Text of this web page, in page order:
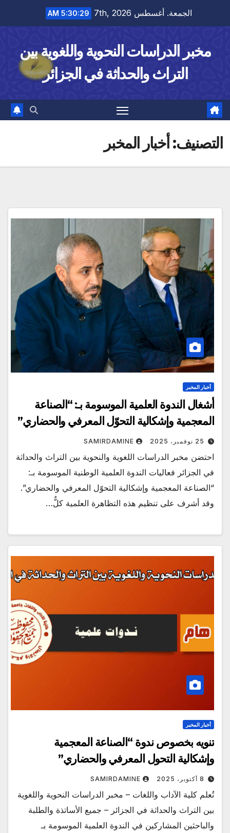
الجمعة. أغسطس 7th, 2026 5:30:30 AM
مخبر الدراسات النحوية واللغوية بين
التراث والحداثة في الجزائر
التصنيف: أخبار المخبر
أخبار المخبر
أشغال الندوة العلمية الموسومة بـ: “الصناعة
المعجمية وإشكالية التحوّل المعرفي والحضاري”
25 نوفمبر، 2025 SAMIRDAMINE
احتضن مخبر الدراسات اللغوية والنحوية بين التراث والحداثة
في الجزائر فعاليات الندوة العلمية الوطنية الموسومة بـ:
“الصناعة المعجمية وإشكالية التحوّل المعرفي والحضاري”.
وقد أشرف على تنظيم هذه التظاهرة العلمية كلٌّ…
أخبار المخبر
تنويه بخصوص ندوة “الصناعة المعجمية
وإشكالية التحول المعرفي والحضاري”
8 أكتوبر، 2025 SAMIRDAMINE
تُعلم كلية الآداب واللغات – مخبر الدراسات النحوية واللغوية
بين التراث والحداثة في الجزائر – جميع الأساتذة والطلبة
والباحثين المشاركين في الندوة العلمية الموسومة بـ